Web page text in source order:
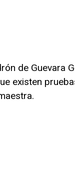
de Guevara
existen